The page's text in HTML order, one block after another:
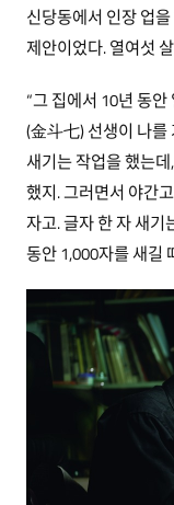
신당동에서 인장 업
제안이었다. 열여섯
“그 집에서 10년 동
(金斗七) 선생이 나를
새기는 작업을 했는
했지. 그러면서 야간
자고. 글자 한 자 새기
동안 1,000자를 새길